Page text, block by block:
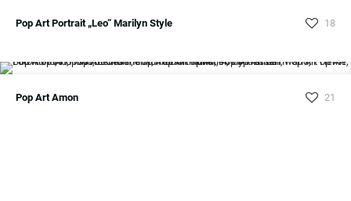
Pop Art Portrait „Leo“ Marilyn Style 18
Pop Art Amon 21